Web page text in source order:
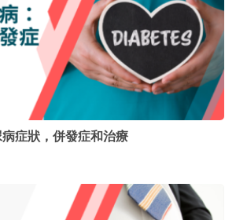
症狀，併發症和治療